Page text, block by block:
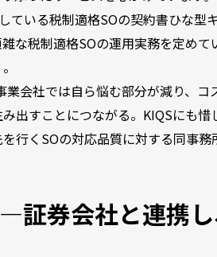
いる税制適格SOの契約書ひな型
な税制適格SOの運用実務を定め
会社では自ら悩む部分が減り、
出すことにつながる。KIQSにも惜
行くSOの対応品質に対する同事務
証券会社と連携